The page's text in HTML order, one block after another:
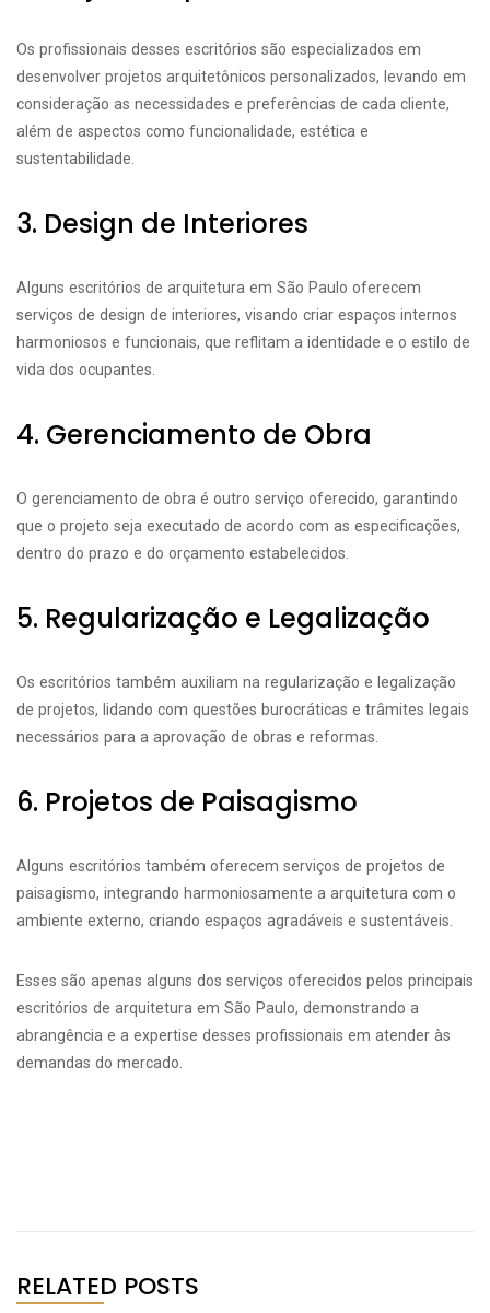
Os profissionais desses escritórios são especializados em
desenvolver projetos arquitetônicos personalizados, levando em
consideração as necessidades e preferências de cada cliente,
além de aspectos como funcionalidade, estética e
sustentabilidade.
3. Design de Interiores
Alguns escritórios de arquitetura em São Paulo oferecem
serviços de design de interiores, visando criar espaços internos
harmoniosos e funcionais, que reflitam a identidade e o estilo de
vida dos ocupantes.
4. Gerenciamento de Obra
O gerenciamento de obra é outro serviço oferecido, garantindo
que o projeto seja executado de acordo com as especificações,
dentro do prazo e do orçamento estabelecidos.
5. Regularização e Legalização
Os escritórios também auxiliam na regularização e legalização
de projetos, lidando com questões burocráticas e trâmites legais
necessários para a aprovação de obras e reformas.
6. Projetos de Paisagismo
Alguns escritórios também oferecem serviços de projetos de
paisagismo, integrando harmoniosamente a arquitetura com o
ambiente externo, criando espaços agradáveis e sustentáveis.
Esses são apenas alguns dos serviços oferecidos pelos principais
escritórios de arquitetura em São Paulo, demonstrando a
abrangência e a expertise desses profissionais em atender às
demandas do mercado.
RELATED POSTS